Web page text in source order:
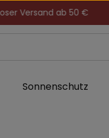
Versand ab 50 €
Sonnenschutz